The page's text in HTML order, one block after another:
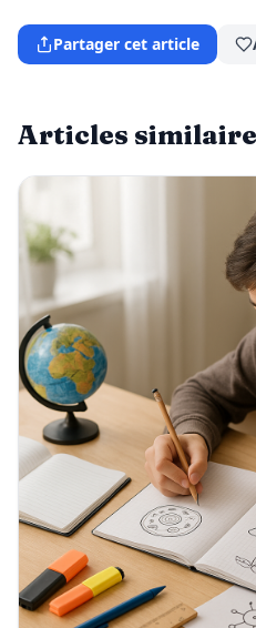
Partager cet article
Articles